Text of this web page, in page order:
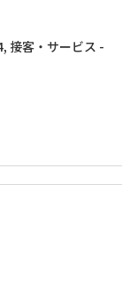
接客・サービス -